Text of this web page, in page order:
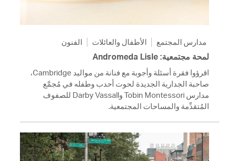
مدارس المجتمع الأطفال والعائلات الفنون
لمحة مجتمعية: Andromeda Lisle
اقرؤوا فقرة أسئلة وأجوبة مع فنانة من مواليد Cambridge،
صاحبة الجدارية الجديدة لحوت أحدب وطفله في مُجمَّع
مدارس Tobin Montessori وDarby Vassall للصفوف
المُتقدِّمة والمساحات المجتمعية.